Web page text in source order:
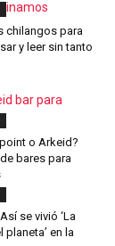
chilangos para
y leer sin tanto
o Arkeid?
bares para
se vivió ‘La
planeta’ en la